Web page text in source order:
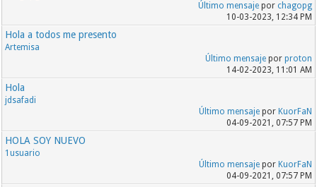
Último mensajepor chagopg
10-03-2023, 12:34 PM
Hola a todos me presento
Artemisa
Último mensajepor proton
14-02-2023, 11:01 AM
Hola
jdsafadi
Último mensajepor KuorFaN
04-09-2021, 07:57 PM
HOLA SOY NUEVO
1usuario
Último mensajepor KuorFaN
04-09-2021, 07:57 PM